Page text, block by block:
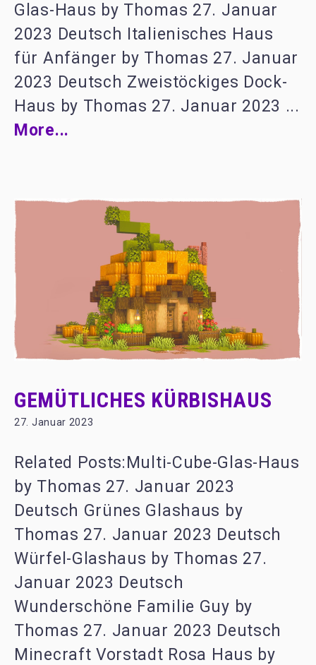
Glas-Haus by Thomas 27. Januar
2023 Deutsch Italienisches Haus
für Anfänger by Thomas 27. Januar
2023 Deutsch Zweistöckiges Dock-
Haus by Thomas 27. Januar 2023 ...
More...
GEMÜTLICHES KÜRBISHAUS
27. Januar 2023
Related Posts:Multi-Cube-Glas-Haus
by Thomas 27. Januar 2023
Deutsch Grünes Glashaus by
Thomas 27. Januar 2023 Deutsch
Würfel-Glashaus by Thomas 27.
Januar 2023 Deutsch
Wunderschöne Familie Guy by
Thomas 27. Januar 2023 Deutsch
Minecraft Vorstadt Rosa Haus by